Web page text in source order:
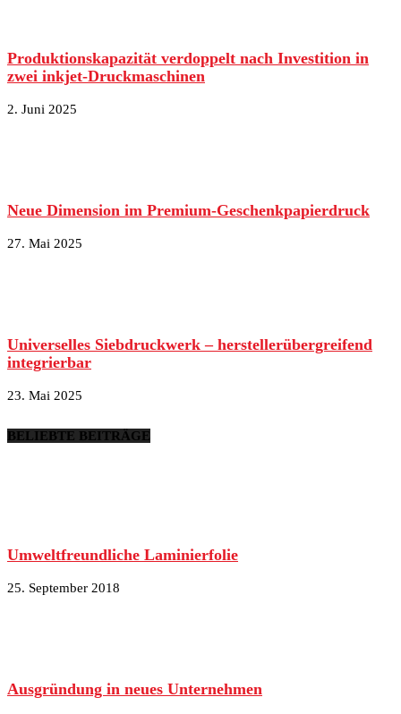
Produktionskapazität verdoppelt nach Investition in
zwei inkjet-Druckmaschinen
2. Juni 2025
Neue Dimension im Premium-Geschenkpapierdruck
27. Mai 2025
Universelles Siebdruckwerk – herstellerübergreifend
integrierbar
23. Mai 2025
BELIEBTE BEITRÄGE
Umweltfreundliche Laminierfolie
25. September 2018
Ausgründung in neues Unternehmen